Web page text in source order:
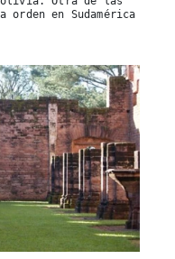
orden en Sudamérica